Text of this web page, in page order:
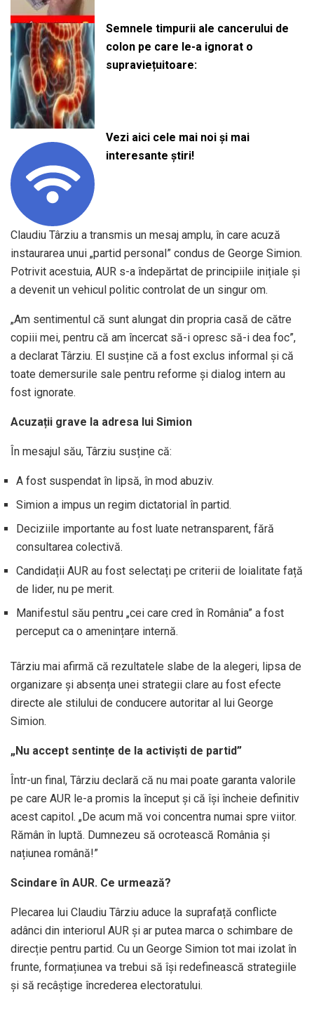
Semnele timpurii ale cancerului de
colon pe care le-a ignorat o
supraviețuitoare:
Vezi aici cele mai noi și mai
interesante știri!
Claudiu Târziu a transmis un mesaj amplu, în care acuză
instaurarea unui „partid personal” condus de George Simion.
Potrivit acestuia, AUR s-a îndepărtat de principiile inițiale și
a devenit un vehicul politic controlat de un singur om.
„Am sentimentul că sunt alungat din propria casă de către
copiii mei, pentru că am încercat să-i opresc să-i dea foc”,
a declarat Târziu. El susține că a fost exclus informal și că
toate demersurile sale pentru reforme și dialog intern au
fost ignorate.
Acuzații grave la adresa lui Simion
În mesajul său, Târziu susține că:
A fost suspendat în lipsă, în mod abuziv.
Simion a impus un regim dictatorial în partid.
Deciziile importante au fost luate netransparent, fără
consultarea colectivă.
Candidații AUR au fost selectați pe criterii de loialitate față
de lider, nu pe merit.
Manifestul său pentru „cei care cred în România” a fost
perceput ca o amenințare internă.
Târziu mai afirmă că rezultatele slabe de la alegeri, lipsa de
organizare și absența unei strategii clare au fost efecte
directe ale stilului de conducere autoritar al lui George
Simion.
„Nu accept sentințe de la activiști de partid”
Într-un final, Târziu declară că nu mai poate garanta valorile
pe care AUR le-a promis la început și că își încheie definitiv
acest capitol. „De acum mă voi concentra numai spre viitor.
Rămân în luptă. Dumnezeu să ocrotească România și
națiunea română!”
Scindare în AUR. Ce urmează?
Plecarea lui Claudiu Târziu aduce la suprafață conflicte
adânci din interiorul AUR și ar putea marca o schimbare de
direcție pentru partid. Cu un George Simion tot mai izolat în
frunte, formațiunea va trebui să își redefinească strategiile
și să recâștige încrederea electoratului.